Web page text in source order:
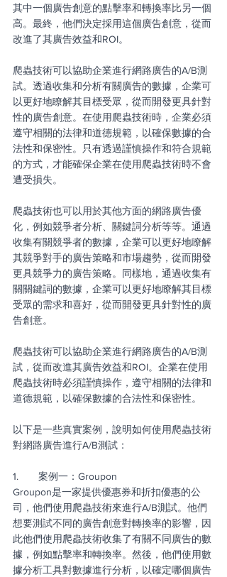
其中一個廣告創意的點擊率和轉換率比另一個
高。最終，他們決定採用這個廣告創意，從而
改進了其廣告效益和ROI。
爬蟲技術可以協助企業進行網路廣告的A/B測
試。透過收集和分析有關廣告的數據，企業可
以更好地瞭解其目標受眾，從而開發更具針對
性的廣告創意。在使用爬蟲技術時，企業必須
遵守相關的法律和道德規範，以確保數據的合
法性和保密性。只有透過謹慎操作和符合規範
的方式，才能確保企業在使用爬蟲技術時不會
遭受損失。
爬蟲技術也可以用於其他方面的網路廣告優
化，例如競爭者分析、關鍵詞分析等等。通過
收集有關競爭者的數據，企業可以更好地瞭解
其競爭對手的廣告策略和市場趨勢，從而開發
更具競爭力的廣告策略。同樣地，通過收集有
關關鍵詞的數據，企業可以更好地瞭解其目標
受眾的需求和喜好，從而開發更具針對性的廣
告創意。
爬蟲技術可以協助企業進行網路廣告的A/B測
試，從而改進其廣告效益和ROI。企業在使用
爬蟲技術時必須謹慎操作，遵守相關的法律和
道德規範，以確保數據的合法性和保密性。
以下是一些真實案例，說明如何使用爬蟲技術
對網路廣告進行A/B測試：
1.       案例一：Groupon
Groupon是一家提供優惠券和折扣優惠的公
司，他們使用爬蟲技術來進行A/B測試。他們
想要測試不同的廣告創意對轉換率的影響，因
此他們使用爬蟲技術收集了有關不同廣告的數
據，例如點擊率和轉換率。然後，他們使用數
據分析工具對數據進行分析，以確定哪個廣告